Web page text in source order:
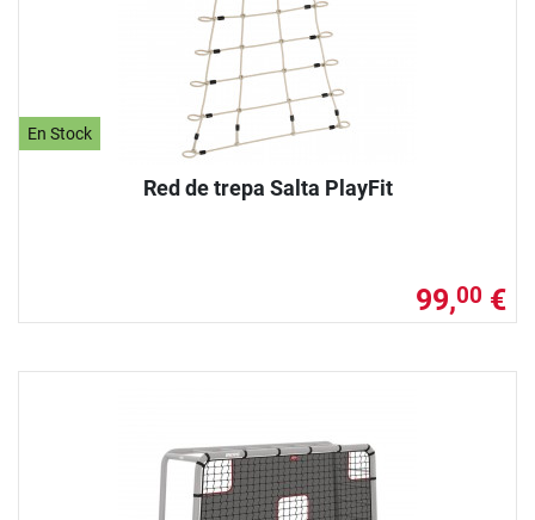
En Stock
Red de trepa Salta PlayFit
99,00 €